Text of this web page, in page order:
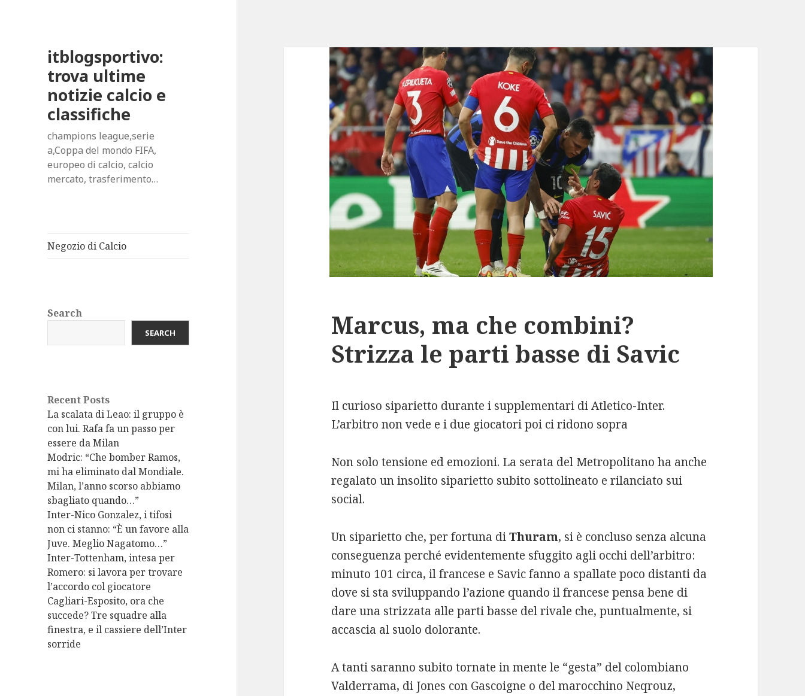
itblogsportivo:
trova ultime
notizie calcio e
classifiche
champions league,serie
a,Coppa del mondo FIFA,
europeo di calcio, calcio
mercato, trasferimento…
Negozio di Calcio
Search
SEARCH
Recent Posts
La scalata di Leao: il gruppo è
con lui. Rafa fa un passo per
essere da Milan
Modric: “Che bomber Ramos,
mi ha eliminato dal Mondiale.
Milan, l’anno scorso abbiamo
sbagliato quando…”
Inter-Nico Gonzalez, i tifosi
non ci stanno: “È un favore alla
Juve. Meglio Nagatomo…”
Inter-Tottenham, intesa per
Romero: si lavora per trovare
l’accordo col giocatore
Cagliari-Esposito, ora che
succede? Tre squadre alla
finestra, e il cassiere dell’Inter
sorride
Marcus, ma che combini?
Strizza le parti basse di Savic
Il curioso siparietto durante i supplementari di Atletico-Inter.
L’arbitro non vede e i due giocatori poi ci ridono sopra
Non solo tensione ed emozioni. La serata del Metropolitano ha anche
regalato un insolito siparietto subito sottolineato e rilanciato sui
social.
Un siparietto che, per fortuna diThuram, si è concluso senza alcuna
conseguenza perché evidentemente sfuggito agli occhi dell’arbitro:
minuto 101 circa, il francese e Savic fanno a spallate poco distanti da
dove si sta sviluppando l’azione quando il francese pensa bene di
dare una strizzata alle parti basse del rivale che, puntualmente, si
accascia al suolo dolorante.
A tanti saranno subito tornate in mente le “gesta” del colombiano
Valderrama, di Jones con Gascoigne o del marocchino Neqrouz,